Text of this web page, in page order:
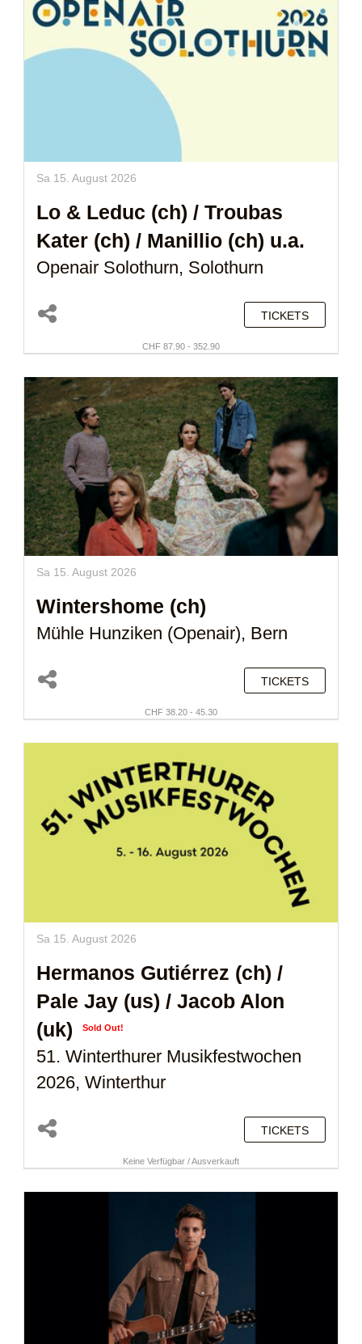
Sa 15. August 2026
Lo & Leduc (ch) / Troubas
Kater (ch) / Manillio (ch) u.a.
Openair Solothurn, Solothurn
TICKETS
CHF 87.90 - 352.90
Sa 15. August 2026
Wintershome (ch)
Mühle Hunziken (Openair), Bern
TICKETS
CHF 38.20 - 45.30
Sa 15. August 2026
Hermanos Gutiérrez (ch) /
Pale Jay (us) / Jacob Alon
(uk)
Sold Out!
51. Winterthurer Musikfestwochen
2026, Winterthur
TICKETS
Keine Verfügbar / Ausverkauft